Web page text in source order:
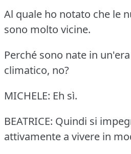
Al quale ho notato che le
sono molto vicine.
Perché sono nate in
climatico, no?
MICHELE: Eh sì.
BEATRICE: Quindi si
attivamente a vivere in